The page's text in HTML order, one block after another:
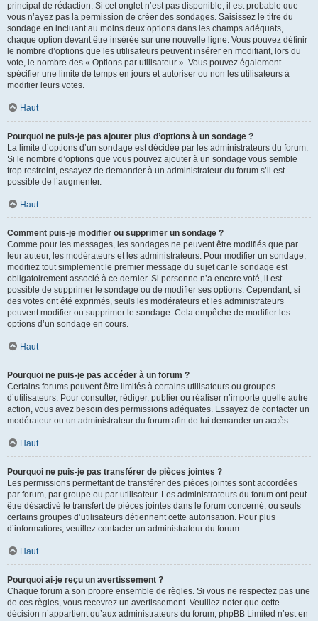
principal de rédaction. Si cet onglet n’est pas disponible, il est probable que
vous n’ayez pas la permission de créer des sondages. Saisissez le titre du
sondage en incluant au moins deux options dans les champs adéquats,
chaque option devant être insérée sur une nouvelle ligne. Vous pouvez définir
le nombre d’options que les utilisateurs peuvent insérer en modifiant, lors du
vote, le nombre des « Options par utilisateur ». Vous pouvez également
spécifier une limite de temps en jours et autoriser ou non les utilisateurs à
modifier leurs votes.
Haut
Pourquoi ne puis-je pas ajouter plus d’options à un sondage ?
La limite d’options d’un sondage est décidée par les administrateurs du forum.
Si le nombre d’options que vous pouvez ajouter à un sondage vous semble
trop restreint, essayez de demander à un administrateur du forum s’il est
possible de l’augmenter.
Haut
Comment puis-je modifier ou supprimer un sondage ?
Comme pour les messages, les sondages ne peuvent être modifiés que par
leur auteur, les modérateurs et les administrateurs. Pour modifier un sondage,
modifiez tout simplement le premier message du sujet car le sondage est
obligatoirement associé à ce dernier. Si personne n’a encore voté, il est
possible de supprimer le sondage ou de modifier ses options. Cependant, si
des votes ont été exprimés, seuls les modérateurs et les administrateurs
peuvent modifier ou supprimer le sondage. Cela empêche de modifier les
options d’un sondage en cours.
Haut
Pourquoi ne puis-je pas accéder à un forum ?
Certains forums peuvent être limités à certains utilisateurs ou groupes
d’utilisateurs. Pour consulter, rédiger, publier ou réaliser n’importe quelle autre
action, vous avez besoin des permissions adéquates. Essayez de contacter un
modérateur ou un administrateur du forum afin de lui demander un accès.
Haut
Pourquoi ne puis-je pas transférer de pièces jointes ?
Les permissions permettant de transférer des pièces jointes sont accordées
par forum, par groupe ou par utilisateur. Les administrateurs du forum ont peut-
être désactivé le transfert de pièces jointes dans le forum concerné, ou seuls
certains groupes d’utilisateurs détiennent cette autorisation. Pour plus
d’informations, veuillez contacter un administrateur du forum.
Haut
Pourquoi ai-je reçu un avertissement ?
Chaque forum a son propre ensemble de règles. Si vous ne respectez pas une
de ces règles, vous recevrez un avertissement. Veuillez noter que cette
décision n’appartient qu’aux administrateurs du forum, phpBB Limited n’est en